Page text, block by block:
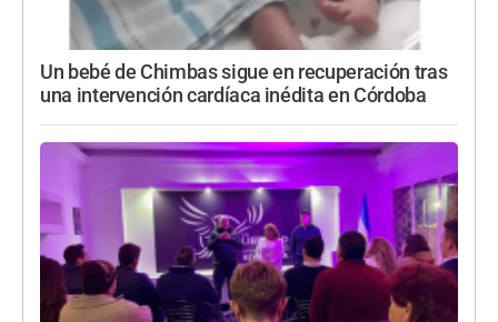
Un bebé de Chimbas sigue en recuperación tras
una intervención cardíaca inédita en Córdoba